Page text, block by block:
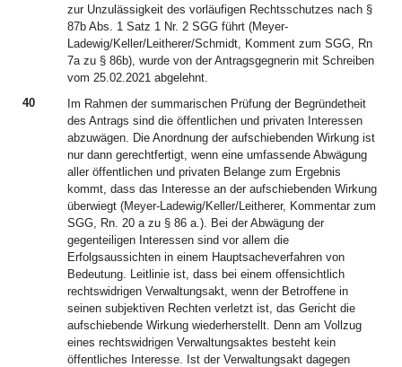
zur Unzulässigkeit des vorläufigen Rechtsschutzes nach §
87b Abs. 1 Satz 1 Nr. 2 SGG führt (Meyer-
Ladewig/Keller/Leitherer/Schmidt, Komment zum SGG, Rn
7a zu § 86b), wurde von der Antragsgegnerin mit Schreiben
vom 25.02.2021 abgelehnt.
40
Im Rahmen der summarischen Prüfung der Begründetheit
des Antrags sind die öffentlichen und privaten Interessen
abzuwägen. Die Anordnung der aufschiebenden Wirkung ist
nur dann gerechtfertigt, wenn eine umfassende Abwägung
aller öffentlichen und privaten Belange zum Ergebnis
kommt, dass das Interesse an der aufschiebenden Wirkung
überwiegt (Meyer-Ladewig/Keller/Leitherer, Kommentar zum
SGG, Rn. 20 a zu § 86 a.). Bei der Abwägung der
gegenteiligen Interessen sind vor allem die
Erfolgsaussichten in einem Hauptsacheverfahren von
Bedeutung. Leitlinie ist, dass bei einem offensichtlich
rechtswidrigen Verwaltungsakt, wenn der Betroffene in
seinen subjektiven Rechten verletzt ist, das Gericht die
aufschiebende Wirkung wiederherstellt. Denn am Vollzug
eines rechtswidrigen Verwaltungsaktes besteht kein
öffentliches Interesse. Ist der Verwaltungsakt dagegen